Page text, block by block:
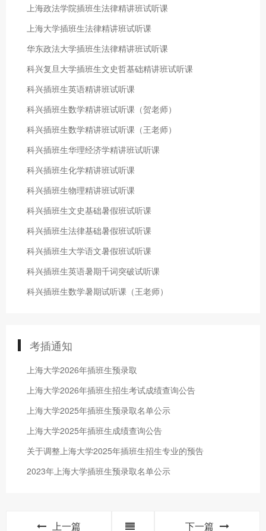
上海政法学院插班生法律精讲班试听课
上海大学插班生法律精讲班试听课
华东政法大学插班生法律精讲班试听课
科兴复旦大学插班生文史哲基础精讲班试听课
科兴插班生英语精讲班试听课
科兴插班生数学精讲班试听课（贺老师）
科兴插班生数学精讲班试听课（王老师）
科兴插班生华理经济学精讲班试听课
科兴插班生化学精讲班试听课
科兴插班生物理精讲班试听课
科兴插班生文史基础暑假班试听课
科兴插班生法律基础暑假班试听课
科兴插班生大学语文暑假班试听课
科兴插班生英语暑期千词突破试听课
科兴插班生数学暑期试听课（王老师）
考插通知
上海大学2026年插班生预录取
上海大学2026年插班生招生考试成绩查询公告
上海大学2025年插班生预录取名单公示
上海大学2025年插班生成绩查询公告
关于调整上海大学2025年插班生招生专业的预告
2023年上海大学插班生预录取名单公示
上一篇 下一篇